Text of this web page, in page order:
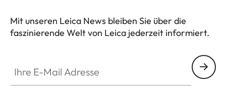
Mit unseren Leica News bleiben Sie über die
faszinierende Welt von Leica jederzeit informiert.